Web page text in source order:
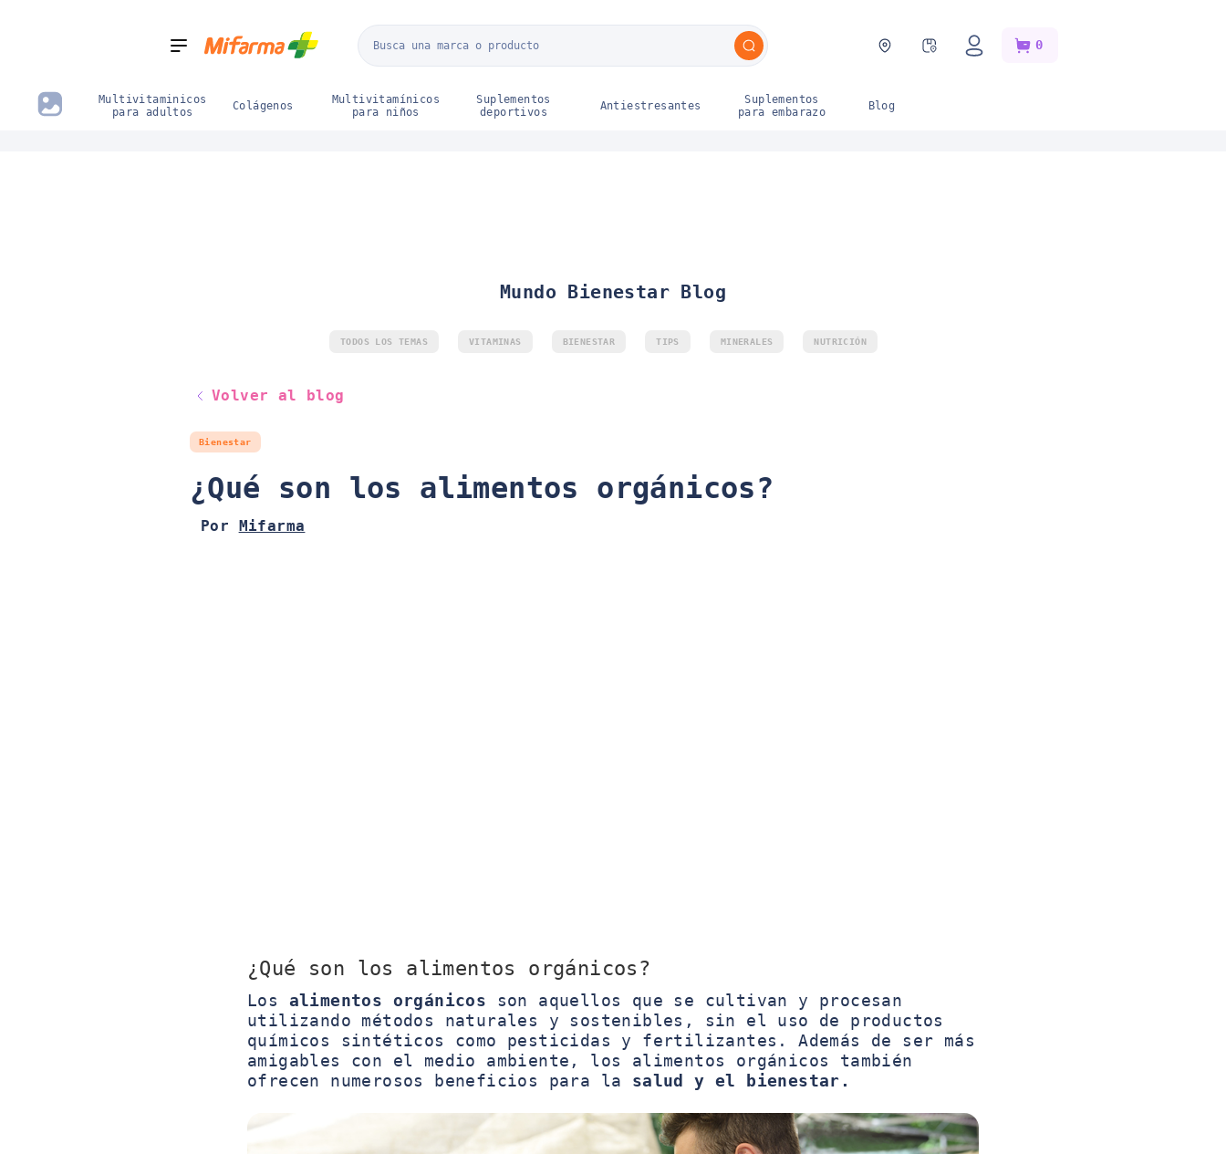
0
Depor
Ahorro
Multivitaminicos
para adultos
Colágenos
Multivitamínicos
para niños
Suplementos
deportivos
Antiestresantes
Suplementos
para embarazo
Blog
Mundo Bienestar Blog
TODOS LOS TEMAS VITAMINAS BIENESTAR TIPS MINERALES NUTRICIÓN
Volver al blog
Bienestar
¿Qué son los alimentos orgánicos?
Por Mifarma
¿Qué son los alimentos orgánicos?
Los alimentos orgánicos son aquellos que se cultivan y procesan
utilizando métodos naturales y sostenibles, sin el uso de productos
químicos sintéticos como pesticidas y fertilizantes. Además de ser más
amigables con el medio ambiente, los alimentos orgánicos también
ofrecen numerosos beneficios para la salud y el bienestar.